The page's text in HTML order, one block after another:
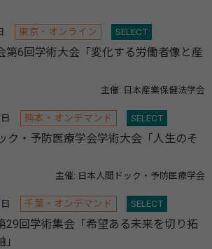
東京・オンライン SELECT
第6回学術大会「変化する労働者像と産
主催: 日本産業保健法学会
熊本・オンデマンド SELECT
ク・予防医療学会学術大会「人生のそ
主催: 日本人間ドック・予防医療学会
千葉・オンデマンド SELECT
29回学術集会「希望ある未来を切り拓